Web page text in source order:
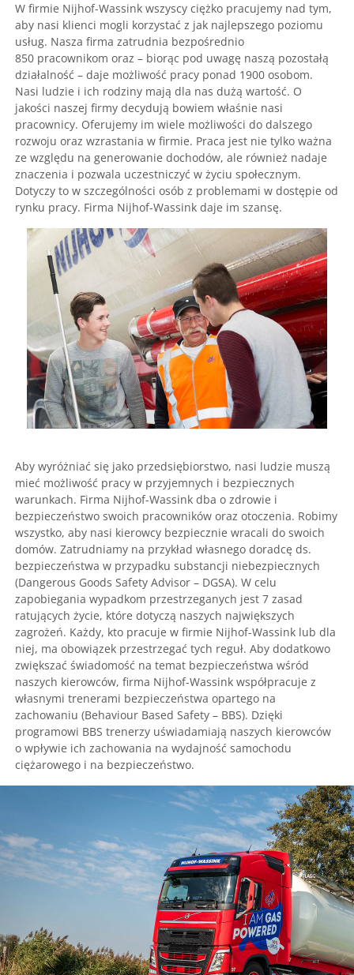
W firmie Nijhof-Wassink wszyscy ciężko pracujemy nad tym,
aby nasi klienci mogli korzystać z jak najlepszego poziomu
usług. Nasza firma zatrudnia bezpośrednio
850 pracownikom oraz – biorąc pod uwagę naszą pozostałą
działalność – daje możliwość pracy ponad 1900 osobom.
Nasi ludzie i ich rodziny mają dla nas dużą wartość. O
jakości naszej firmy decydują bowiem właśnie nasi
pracownicy. Oferujemy im wiele możliwości do dalszego
rozwoju oraz wzrastania w firmie. Praca jest nie tylko ważna
ze względu na generowanie dochodów, ale również nadaje
znaczenia i pozwala uczestniczyć w życiu społecznym.
Dotyczy to w szczególności osób z problemami w dostępie od
rynku pracy. Firma Nijhof-Wassink daje im szansę.
Aby wyróżniać się jako przedsiębiorstwo, nasi ludzie muszą
mieć możliwość pracy w przyjemnych i bezpiecznych
warunkach. Firma Nijhof-Wassink dba o zdrowie i
bezpieczeństwo swoich pracowników oraz otoczenia. Robimy
wszystko, aby nasi kierowcy bezpiecznie wracali do swoich
domów. Zatrudniamy na przykład własnego doradcę ds.
bezpieczeństwa w przypadku substancji niebezpiecznych
(Dangerous Goods Safety Advisor – DGSA). W celu
zapobiegania wypadkom przestrzeganych jest 7 zasad
ratujących życie, które dotyczą naszych największych
zagrożeń. Każdy, kto pracuje w firmie Nijhof-Wassink lub dla
niej, ma obowiązek przestrzegać tych reguł. Aby dodatkowo
zwiększać świadomość na temat bezpieczeństwa wśród
naszych kierowców, firma Nijhof-Wassink współpracuje z
własnymi trenerami bezpieczeństwa opartego na
zachowaniu (Behaviour Based Safety – BBS). Dzięki
programowi BBS trenerzy uświadamiają naszych kierowców
o wpływie ich zachowania na wydajność samochodu
ciężarowego i na bezpieczeństwo.